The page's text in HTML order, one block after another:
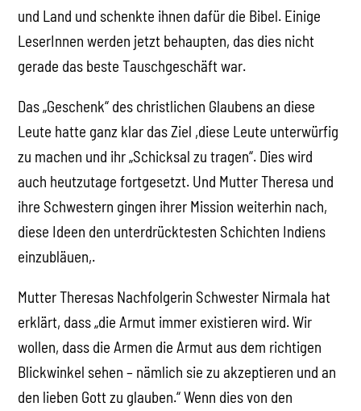
und Land und schenkte ihnen dafür die Bibel. Einige
LeserInnen werden jetzt behaupten, das dies nicht
gerade das beste Tauschgeschäft war.
Das „Geschenk“ des christlichen Glaubens an diese
Leute hatte ganz klar das Ziel ,diese Leute unterwürfig
zu machen und ihr „Schicksal zu tragen“. Dies wird
auch heutzutage fortgesetzt. Und Mutter Theresa und
ihre Schwestern gingen ihrer Mission weiterhin nach,
diese Ideen den unterdrücktesten Schichten Indiens
einzubläuen,.
Mutter Theresas Nachfolgerin Schwester Nirmala hat
erklärt, dass „die Armut immer existieren wird. Wir
wollen, dass die Armen die Armut aus dem richtigen
Blickwinkel sehen – nämlich sie zu akzeptieren und an
den lieben Gott zu glauben.“ Wenn dies von den